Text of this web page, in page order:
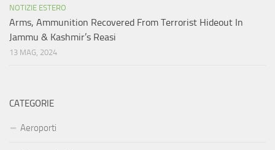
NOTIZIE ESTERO
Arms, Ammunition Recovered From Terrorist Hideout In
Jammu & Kashmir’s Reasi
13 MAG, 2024
CATEGORIE
Aeroporti